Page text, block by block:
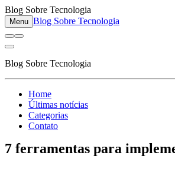
Blog Sobre Tecnologia
Menu Blog Sobre Tecnologia
Blog Sobre Tecnologia
Home
Últimas notícias
Categorias
Contato
7 ferramentas para